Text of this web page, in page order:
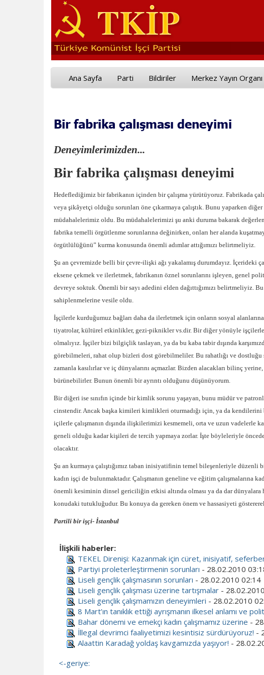
Ana Sayfa Parti Bildiriler Merkez Yayın Organı
Bir fabrika çalışması deneyimi
Deneyimlerimizden...
Bir fabrika çalışması deneyimi
Hedeflediğimiz bir fabrikanın içinden bir çalışma yürütüyoruz. Fabrikada
veya şikâyetçi olduğu sorunları öne çıkarmaya çalıştık. Bunu yaparken
müdahalelerimiz oldu. Bu müdahalelerimizi şu anki duruma bakarak
fabrika temelli örgütlenme sorunlarına değinirken, onları her alanda
örgütlülüğünü” kurma konusunda önemli adımlar attığımızı belirtmeliyiz.
Şu an çevremizde belli bir çevre-ilişki ağı yakalamış durumdayız. İçerideki
eksene çekmek ve ilerletmek, fabrikanın öznel sorunlarını işleyen, genel
devreye soktuk. Önemli bir sayı adedini elden dağıttığımızı belirtmeliyiz.
sahiplenmelerine vesile oldu.
İşçilerle kurduğumuz bağları daha da ilerletmek için onların sosyal
tiyatrolar, kültürel etkinlikler, gezi-piknikler vs.dir. Bir diğer yönüyle işçilerle
olmalıyız. İşçiler bizi bilgiçlik taslayan, ya da bu kaba tabir dışında
görebilmeleri, rahat olup bizleri dost görebilmeliler. Bu rahatlığı ve
zamanla kasılırlar ve iç dünyalarını açmazlar. Bizden alacakları bilinç
bürünebilirler. Bunun önemli bir ayrıntı olduğunu düşünüyorum.
Bir diğeri ise sınıfın içinde bir kimlik sorunu yaşayan, bunu müdür ve
cinstendir. Ancak başka kimileri kimlikleri oturmadığı için, ya da
içilerle çalışmanın dışında ilişkilerimizi kesmemeli, orta ve uzun vadelerle
geneli olduğu kadar kişileri de tercih yapmaya zorlar. İşte böyleleriyle
olacaktır.
Şu an kurmaya çalıştığımız taban inisiyatifinin temel bileşenleriyle düzenli
kadın işçi de bulunmaktadır. Çalışmanın geneline ve eğitim çalışmalarına
önemli kesiminin dinsel gericiliğin etkisi altında olması ya da dar
konudaki tutukluğudur. Bu konuya da gereken önem ve hassasiyeti
Partili bir işçi- İstanbul
İlişkili haberler:
TEKEL Direnişi: Kazanmak için cüret, inisiyatif,
Partiyi proleterleştirmenin sorunları - 28.02.2010
Liseli gençlik çalışmasının sorunları - 28.02.2010 02:14
Liseli gençlik çalışması üzerine tartışmalar -
Liseli gençlik çalışmamızın deneyimleri - 28.02.2010
8 Mart’ın tanıklık ettiği ayrışmanın ilkesel anlamı ve
Bahar dönemi ve emekçi kadın çalışmamız üzerine -
İllegal devrimci faaliyetimizi kesintisiz sürdürüyoruz! -
Alaattin Karadağ yoldaş kavgamızda yaşıyor! -
<-geriye: